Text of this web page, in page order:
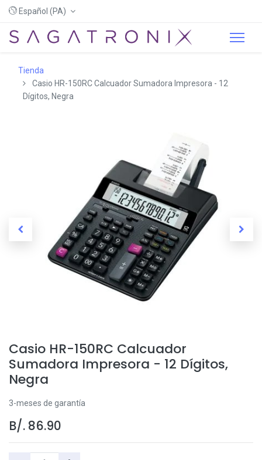
Español (PA)
Tienda
Casio HR-150RC Calcuador Sumadora Impresora - 12
Dígitos, Negra
Casio HR-150RC Calcuador
Sumadora Impresora - 12 Dígitos,
Negra
3-meses de garantía
B/. 86.90